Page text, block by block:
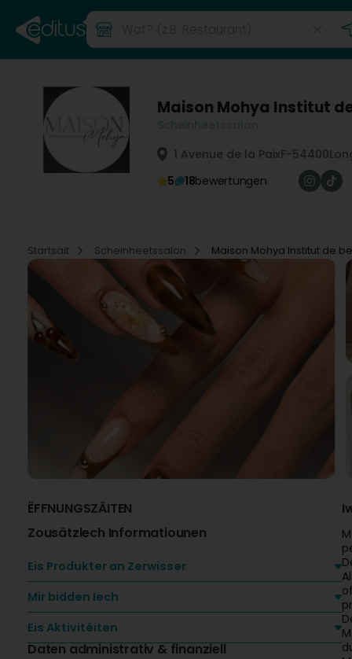
Maison Mohya Institut
1 Avenue de la PaixF-54400
5
18bewertungen
Startsäit Scheinheetssalon Maison Mohya Institut de
ËFFNUNGSZÄITEN
Zousätzlech Informatiounen
Eis Produkter an Zerwisser
Mir bidden Iech
Eis Aktivitéiten
Daten administrativ & finanziell